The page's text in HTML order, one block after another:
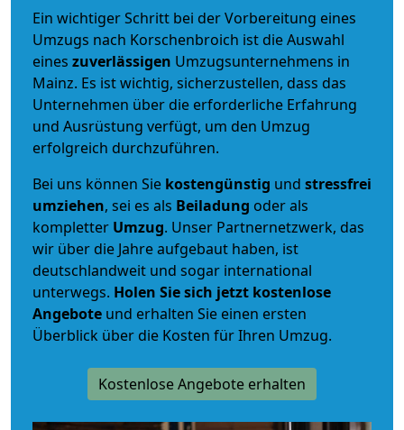
Ein wichtiger Schritt bei der Vorbereitung eines
Umzugs nach Korschenbroich ist die Auswahl
eines zuverlässigen Umzugsunternehmens in
Mainz. Es ist wichtig, sicherzustellen, dass das
Unternehmen über die erforderliche Erfahrung
und Ausrüstung verfügt, um den Umzug
erfolgreich durchzuführen.
Bei uns können Sie kostengünstig und stressfrei
umziehen, sei es als Beiladung oder als
kompletter Umzug. Unser Partnernetzwerk, das
wir über die Jahre aufgebaut haben, ist
deutschlandweit und sogar international
unterwegs. Holen Sie sich jetzt kostenlose
Angebote und erhalten Sie einen ersten
Überblick über die Kosten für Ihren Umzug.
Kostenlose Angebote erhalten